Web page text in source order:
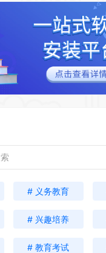
# 义务教育
# 兴趣培养
# 教育考试